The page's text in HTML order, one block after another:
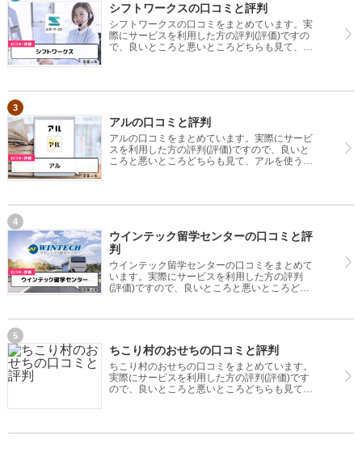
シフトワークスの口コミと評判
シフトワークスの口コミをまとめています。実
際にサービスを利用した方の評判(評価)ですの
で、良いところと悪いところどちらも見て、シ
アルの口コミと評判
アルの口コミをまとめています。実際にサービ
スを利用した方の評判(評価)ですので、良いと
ころと悪いところどちらも見て、アルを使う参
ウインテック留学センターの口コミと評
判
ウインテック留学センターの口コミをまとめて
います。実際にサービスを利用した方の評判
(評価)ですので、良いところと悪いところどち
ちこり村のおせちの口コミと評判
ちこり村のおせちの口コミをまとめています。
実際にサービスを利用した方の評判(評価)です
ので、良いところと悪いところどちらも見て、